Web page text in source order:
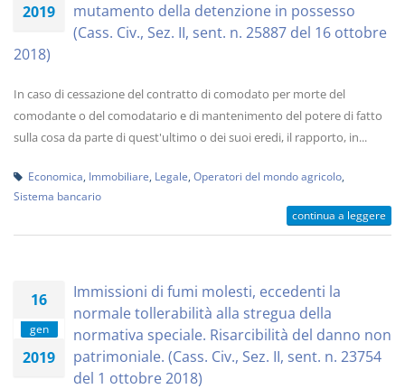
2019
mutamento della detenzione in possesso
(Cass. Civ., Sez. II, sent. n. 25887 del 16 ottobre
2018)
In caso di cessazione del contratto di comodato per morte del
comodante o del comodatario e di mantenimento del potere di fatto
sulla cosa da parte di quest'ultimo o dei suoi eredi, il rapporto, in...
Economica Immobiliare Legale Operatori del mondo agricolo
Sistema bancario
continua a leggere
16
gen
2019
Immissioni di fumi molesti, eccedenti la
normale tollerabilità alla stregua della
normativa speciale. Risarcibilità del danno non
patrimoniale. (Cass. Civ., Sez. II, sent. n. 23754
del 1 ottobre 2018)